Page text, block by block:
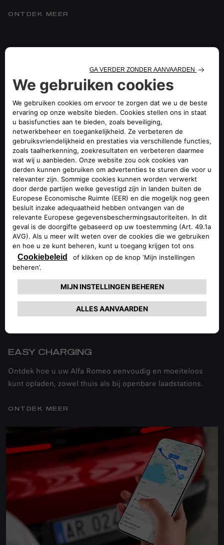
ONTDEK MEER
DIENSTEN BIJ EEN
GEËLEKTRIFICEERDE ALFA
ROMEO
Alfa Romeo biedt u een volledig pakket aan diensten,
ondersteund door Free2move Charge, speciaal ontworpen
om uw elektrische reizen naar een hoger niveau te tillen.
EASY CHARGING
Ontdek hoe u uw Alfa Romeo eenvoudig en moeiteloos
kunt opladen, zowel thuis als bij openbare laadstations.
ONTDEK MEER